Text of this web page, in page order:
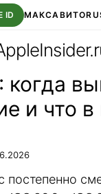
ID МАКСАВИТО
ОНЛАЙН ЧАТ В
когда
и что
постепенно